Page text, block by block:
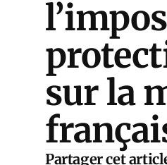
sur la
Partager cet